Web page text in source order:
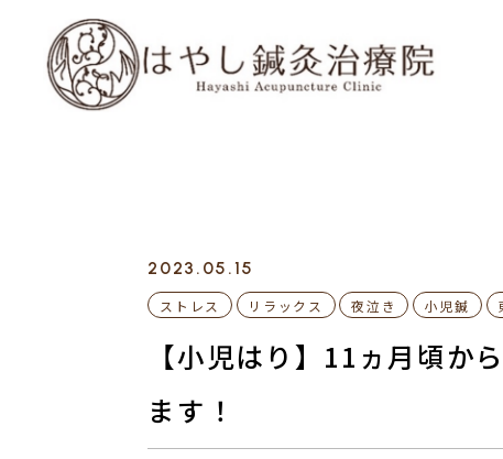
2023.05.15
ストレス リラックス 夜泣き 小児鍼
【小児はり】11ヵ月頃か
ます！